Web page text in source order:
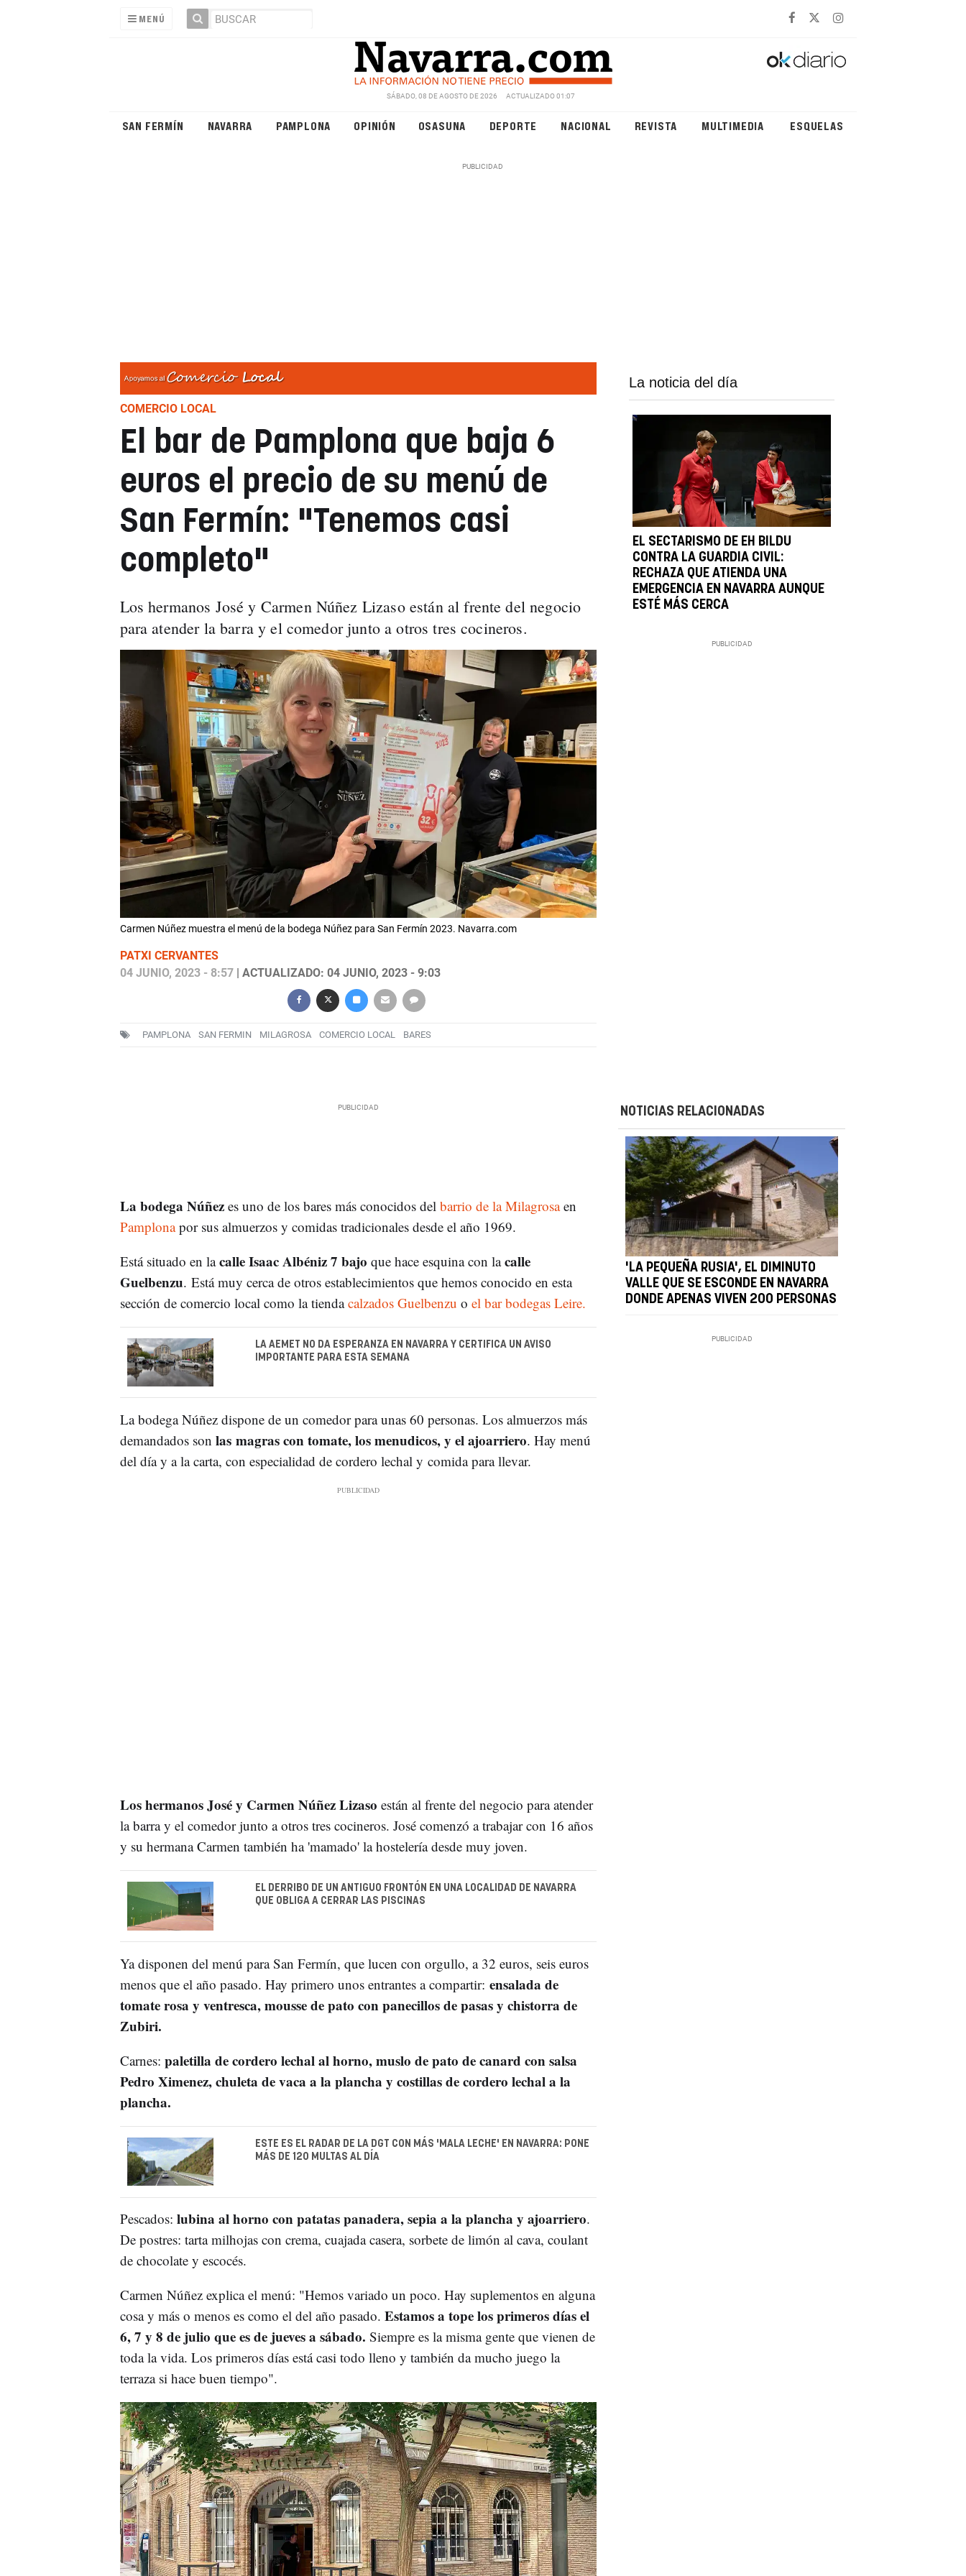
MENÚ
SÁBADO, 08 DE AGOSTO DE 2026 ACTUALIZADO 01:07
SAN FERMÍN NAVARRA PAMPLONA OPINIÓN OSASUNA DEPORTE NACIONAL REVISTA MULTIMEDIA ESQUELAS
COMERCIO LOCAL
El bar de Pamplona que baja 6
euros el precio de su menú de
San Fermín: "Tenemos casi
completo"
Los hermanos José y Carmen Núñez Lizaso están al frente del negocio
para atender la barra y el comedor junto a otros tres cocineros.
Carmen Núñez muestra el menú de la bodega Núñez para San Fermín 2023. Navarra.com
PATXI CERVANTES
04 JUNIO, 2023 - 8:57| ACTUALIZADO: 04 JUNIO, 2023 - 9:03
PAMPLONA SAN FERMIN MILAGROSA COMERCIO LOCAL BARES
La noticia del día
EL SECTARISMO DE EH BILDU
CONTRA LA GUARDIA CIVIL:
RECHAZA QUE ATIENDA UNA
EMERGENCIA EN NAVARRA AUNQUE
ESTÉ MÁS CERCA
La bodega Núñezes uno de los bares más conocidos del barrio de la Milagrosaen
Pamplonapor sus almuerzos y comidas tradicionales desde el año 1969.
Está situado en lacalle Isaac Albéniz 7 bajo que hace esquina con lacalle
Guelbenzu. Está muy cerca de otros establecimientos que hemos conocido en esta
sección de comercio local como la tiendacalzados Guelbenzu o el bar bodegas Leire.
LA AEMET NO DA ESPERANZA EN NAVARRA Y CERTIFICA UN AVISO
IMPORTANTE PARA ESTA SEMANA
La bodega Núñez dispone de un comedor para unas 60 personas. Los almuerzos más
demandados son las magras con tomate, los menudicos, y el ajoarriero. Hay menú
del día y a la carta, con especialidad de cordero lechal y comida para llevar.
Los hermanos José y Carmen Núñez Lizaso están al frente del negocio para atender
la barra y el comedor junto a otros tres cocineros. José comenzó a trabajar con 16 años
y su hermana Carmen también ha 'mamado' la hostelería desde muy joven.
EL DERRIBO DE UN ANTIGUO FRONTÓN EN UNA LOCALIDAD DE NAVARRA
QUE OBLIGA A CERRAR LAS PISCINAS
Ya disponen del menú para San Fermín, que lucen con orgullo, a 32 euros, seis euros
menos que el año pasado. Hay primero unos entrantes a compartir: ensalada de
tomate rosa y ventresca, mousse de pato con panecillos de pasas y chistorra de
Zubiri.
Carnes: paletilla de cordero lechal al horno, muslo de pato de canard con salsa
Pedro Ximenez, chuleta de vaca a la plancha y costillas de cordero lechal a la
plancha.
ESTE ES EL RADAR DE LA DGT CON MÁS 'MALA LECHE' EN NAVARRA: PONE
MÁS DE 120 MULTAS AL DÍA
Pescados: lubina al horno con patatas panadera, sepia a la plancha y ajoarriero.
De postres: tarta milhojas con crema, cuajada casera, sorbete de limón al cava, coulant
de chocolate y escocés.
Carmen Núñez explica el menú: "Hemos variado un poco. Hay suplementos en alguna
cosa y más o menos es como el del año pasado. Estamos a tope los primeros días el
6, 7 y 8 de julio que es de jueves a sábado. Siempre es la misma gente que vienen de
toda la vida. Los primeros días está casi todo lleno y también da mucho juego la
terraza si hace buen tiempo".
NOTICIAS RELACIONADAS
'LA PEQUEÑA RUSIA', EL DIMINUTO
VALLE QUE SE ESCONDE EN NAVARRA
DONDE APENAS VIVEN 200 PERSONAS